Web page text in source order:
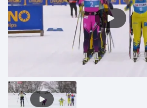
Házená
Jezdectví
Krasobruslení
Lezení